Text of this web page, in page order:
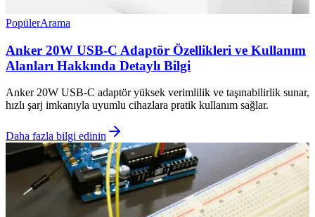
PopülerArama
Anker 20W USB-C Adaptör Özellikleri ve Kullanım
Alanları Hakkında Detaylı Bilgi
Anker 20W USB-C adaptör yüksek verimlilik ve taşınabilirlik sunar,
hızlı şarj imkanıyla uyumlu cihazlara pratik kullanım sağlar.
Daha fazla bilgi edinin